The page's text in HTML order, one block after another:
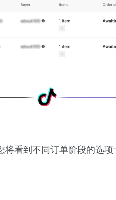
将看到不同订单阶段的选